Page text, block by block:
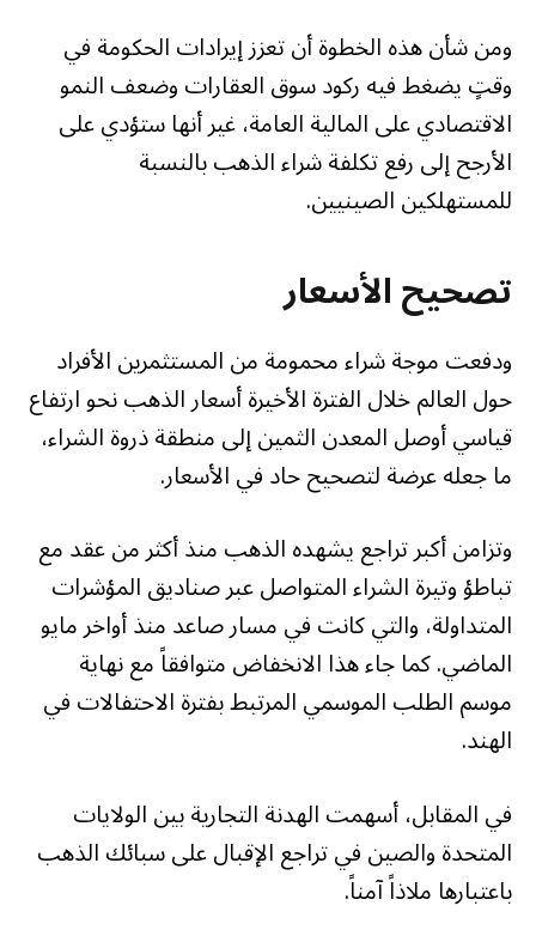
ومن شأن هذه الخطوة أن تعزز إيرادات الحكومة في
وقتٍ يضغط فيه ركود سوق العقارات وضعف النمو
الاقتصادي على المالية العامة، غير أنها ستؤدي على
الأرجح إلى رفع تكلفة شراء الذهب بالنسبة
للمستهلكين الصينيين.
تصحيح الأسعار
ودفعت موجة شراء محمومة من المستثمرين الأفراد
حول العالم خلال الفترة الأخيرة أسعار الذهب نحو ارتفاع
قياسي أوصل المعدن الثمين إلى منطقة ذروة الشراء،
ما جعله عرضة لتصحيح حاد في الأسعار.
وتزامن أكبر تراجع يشهده الذهب منذ أكثر من عقد مع
تباطؤ وتيرة الشراء المتواصل عبر صناديق المؤشرات
المتداولة، والتي كانت في مسار صاعد منذ أواخر مايو
الماضي. كما جاء هذا الانخفاض متوافقاً مع نهاية
موسم الطلب الموسمي المرتبط بفترة الاحتفالات في
الهند.
في المقابل، أسهمت الهدنة التجارية بين الولايات
المتحدة والصين في تراجع الإقبال على سبائك الذهب
باعتبارها ملاذاً آمناً.